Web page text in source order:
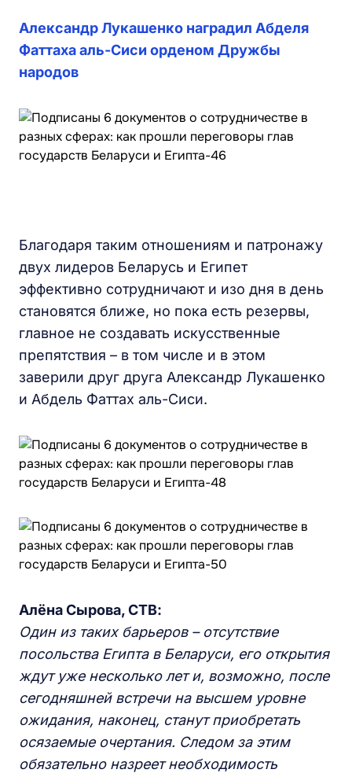
Александр Лукашенко наградил Абделя
Фаттаха аль-Сиси орденом Дружбы
народов
Благодаря таким отношениям и патронажу
двух лидеров Беларусь и Египет
эффективно сотрудничают и изо дня в день
становятся ближе, но пока есть резервы,
главное не создавать искусственные
препятствия – в том числе и в этом
заверили друг друга Александр Лукашенко
и Абдель Фаттах аль-Сиси.
Алёна Сырова, СТВ:
Один из таких барьеров – отсутствие
посольства Египта в Беларуси, его открытия
ждут уже несколько лет и, возможно, после
сегодняшней встречи на высшем уровне
ожидания, наконец, станут приобретать
осязаемые очертания. Следом за этим
обязательно назреет необходимость